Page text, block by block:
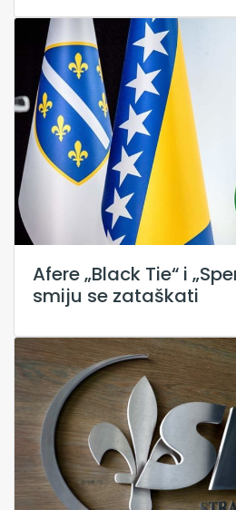
Afere „Black Tie“ i
smiju se zataškati